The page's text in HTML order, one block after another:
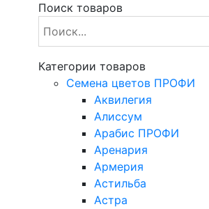
Поиск товаров
Категории товаров
Cемена цветов ПРОФИ
Аквилегия
Алиссум
Арабис ПРОФИ
Аренария
Армерия
Астильба
Астра